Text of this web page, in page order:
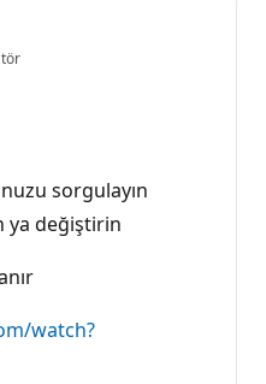
sorgulayın
ya değiştirin
watch?